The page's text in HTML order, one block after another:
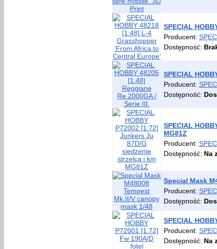
SPECIAL
Producent:
Dostępność:
SPECIAL
Producent:
Dostępność:
SPECIAL
MG81Z
Producent:
Dostępność: Na
Special Mask
Producent:
Dostępność:
SPECIAL
Producent:
Dostępność: Na